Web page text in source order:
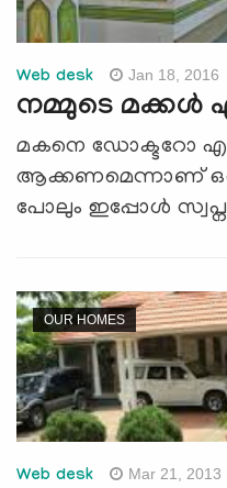
Web desk Jan 18, 2016
നമ്മുടെ മക്കള്‍
മകനെ ഡോക്ടറോ
ആക്കണമെന്നാണ് ഒരു
പോലും ഇപ്പോള്‍
OUR HOMES
Web desk Mar 21, 2013